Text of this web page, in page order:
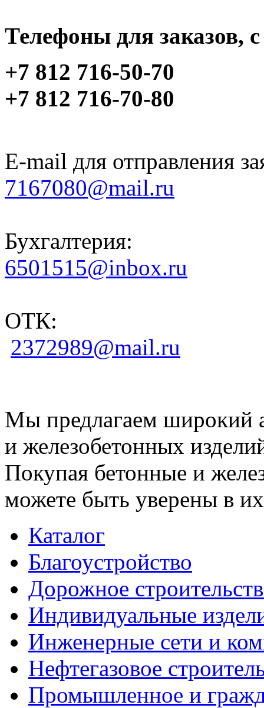
Телефоны для заказов,
+7 812 716-50-70
+7 812 716-70-80
E-mail для отправления
7167080@mail.ru
Бухгалтерия:
6501515@inbox.ru
ОТК:
2372989@mail.ru
Мы предлагаем широкий
и железобетонных
Покупая бетонные и
можете быть уверены в их
Каталог
Благоустройство
Дорожное
Индивидуальные
Инженерные сети и
Нефтегазовое
Промышленное и